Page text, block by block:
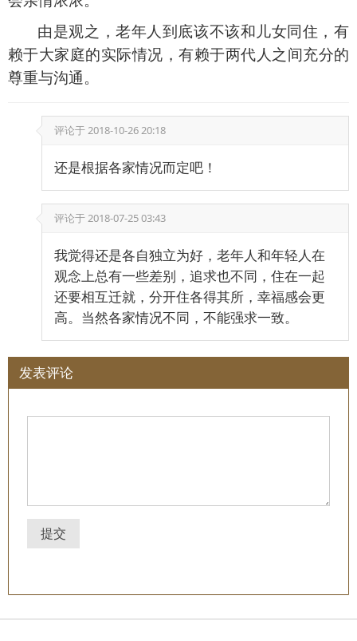
由是观之，老年人到底该不该和儿女同住，有
赖于大家庭的实际情况，有赖于两代人之间充分的
尊重与沟通。
评论于2018-10-26 20:18
还是根据各家情况而定吧！
评论于2018-07-25 03:43
我觉得还是各自独立为好，老年人和年轻人在
观念上总有一些差别，追求也不同，住在一起
还要相互迁就，分开住各得其所，幸福感会更
高。当然各家情况不同，不能强求一致。
发表评论
提交